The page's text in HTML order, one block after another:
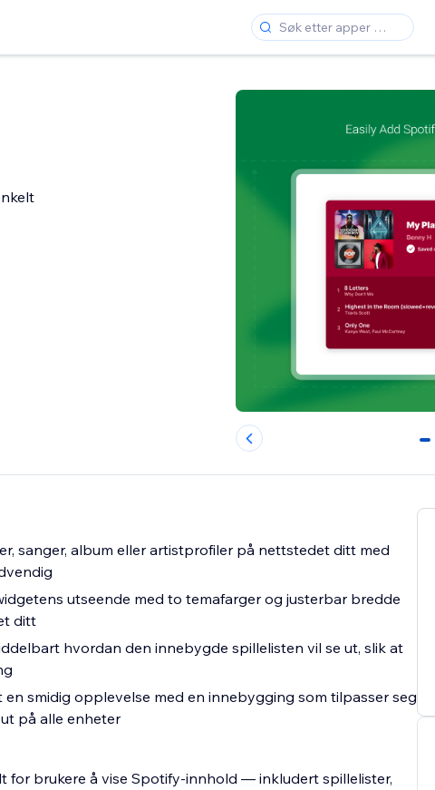
0
sanger, album eller artistprofiler på nettstedet ditt med
utseende med to temafarger og justerbar bredde
ditt
hvordan den innebygde spillelisten vil se ut, slik at
smidig opplevelse med en innebygging som tilpasser seg
på alle enheter
for brukere å vise Spotify-innhold — inkludert spillelister,